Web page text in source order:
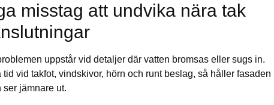
misstag att undvika nära tak
uppstår vid detaljer där vatten bromsas eller sugs in.
tid vid takfot, vindskivor, hörn och runt beslag, så håller fasaden
ser jämnare ut.